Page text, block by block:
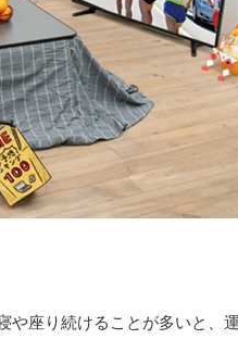
座り続けることが多いと、